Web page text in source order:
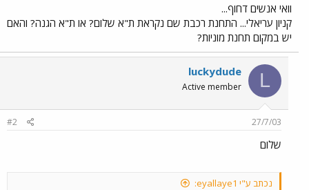
וואי אנשים דחוף...
קניון עריאלי... התחנת רכבת שם נקראת ת"א שלום? או ת"א הגנה? והאם
יש במקום תחנת מוניות?
L
luckydude
Active member
27/7/03
#2
שלום
נכתב ע"י eyallaye1: